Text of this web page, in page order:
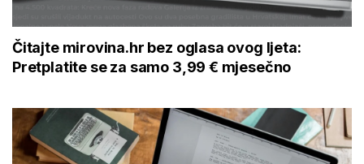
Čitajte mirovina.hr bez oglasa ovog ljeta:
Pretplatite se za samo 3,99 € mjesečno